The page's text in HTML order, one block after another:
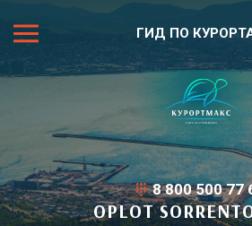
ГИД ПО
8 800 500 77
OPLOT